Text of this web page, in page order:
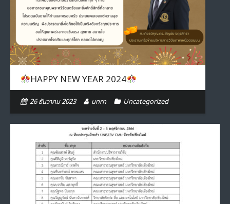
HAPPY NEW YEAR 2024
26 ธันวาคม 2023 unrn Uncategorized